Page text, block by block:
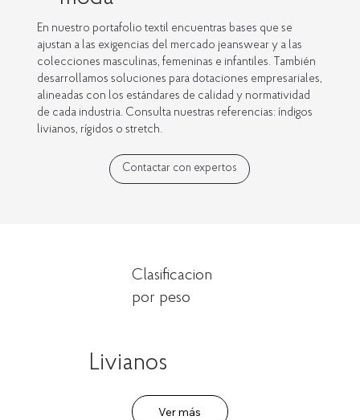
En nuestro portafolio textil encuentras bases que se
ajustan a las exigencias del mercado jeanswear y a las
colecciones masculinas, femeninas e infantiles. También
desarrollamos soluciones para dotaciones empresariales,
alineadas con los estándares de calidad y normatividad
de cada industria. Consulta nuestras referencias: índigos
livianos, rígidos o stretch.
Contactar con expertos
Clasificacion
por peso
Livianos
Ver más